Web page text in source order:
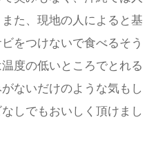
た、現地の人によると基
をつけないで食べるそう
度の低いところでとれる
ないだけのような気もし
しでもおいしく頂けまし